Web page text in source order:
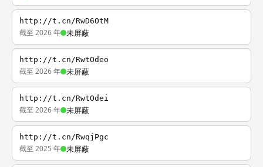
http://t.cn/RwD6OtM
截至 2026 年 未屏蔽
http://t.cn/RwtOdeo
截至 2026 年 未屏蔽
http://t.cn/RwtOdei
截至 2026 年 未屏蔽
http://t.cn/RwqjPgc
截至 2025 年 未屏蔽